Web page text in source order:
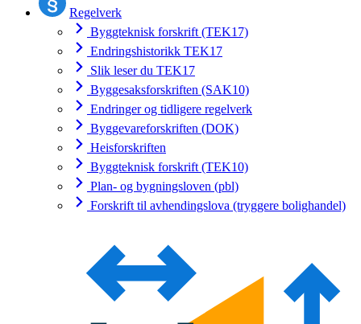
Regelverk
Byggteknisk forskrift (TEK17)
Endringshistorikk TEK17
Slik leser du TEK17
Byggesaksforskriften (SAK10)
Endringer og tidligere regelverk
Byggevareforskriften (DOK)
Heisforskriften
Byggteknisk forskrift (TEK10)
Plan- og bygningsloven (pbl)
Forskrift til avhendingslova (tryggere bolighandel)